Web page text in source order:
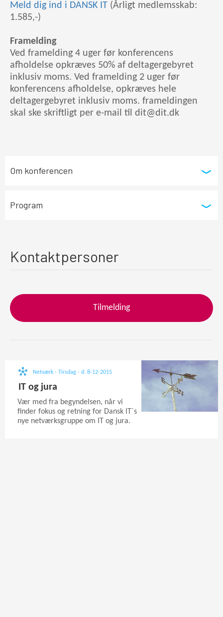
Meld dig ind i DANSK IT (Årligt medlemsskab:
1.585,-)
Framelding
Ved framelding 4 uger før konferencens
afholdelse opkræves 50% af deltagergebyret
inklusiv moms. Ved framelding 2 uger før
konferencens afholdelse, opkræves hele
deltagergebyret inklusiv moms. frameldingen
skal ske skriftligt per e-mail til dit@dit.dk
Om konferencen
Program
Kontaktpersoner
Tilmelding
Netværk - Tirsdag - d. 8-12-2015
IT og jura
Vær med fra begyndelsen, når vi
finder fokus og retning for Dansk IT´s
nye netværksgruppe om IT og jura.